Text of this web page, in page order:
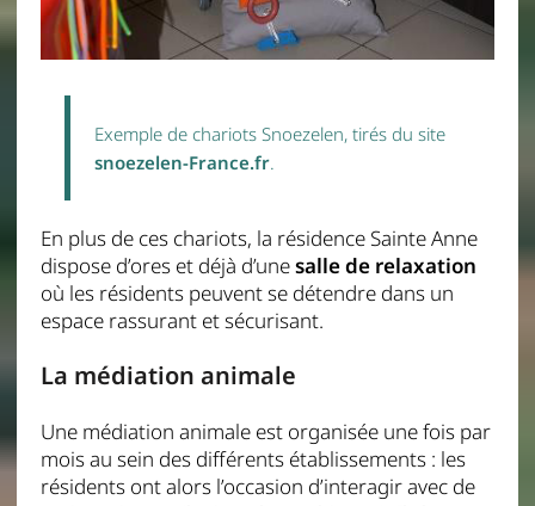
Exemple de chariots Snoezelen, tirés du site
snoezelen-France.fr.
En plus de ces chariots, la résidence Sainte Anne
dispose d’ores et déjà d’unesalle de relaxation
où les résidents peuvent se détendre dans un
espace rassurant et sécurisant.
La médiation animale
Une médiation animale est organisée une fois par
mois au sein des différents établissements : les
résidents ont alors l’occasion d’interagir avec de